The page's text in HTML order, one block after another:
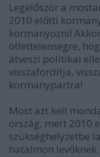
Legelőször a
2010 előtti
kormanyozni!
ötlettelensegre,
átveszi politikai
visszafordítja,
kormanypartra!
Most azt kell
ország, mert 2010
szükséghelyzetbe
hatalmon levőknek.